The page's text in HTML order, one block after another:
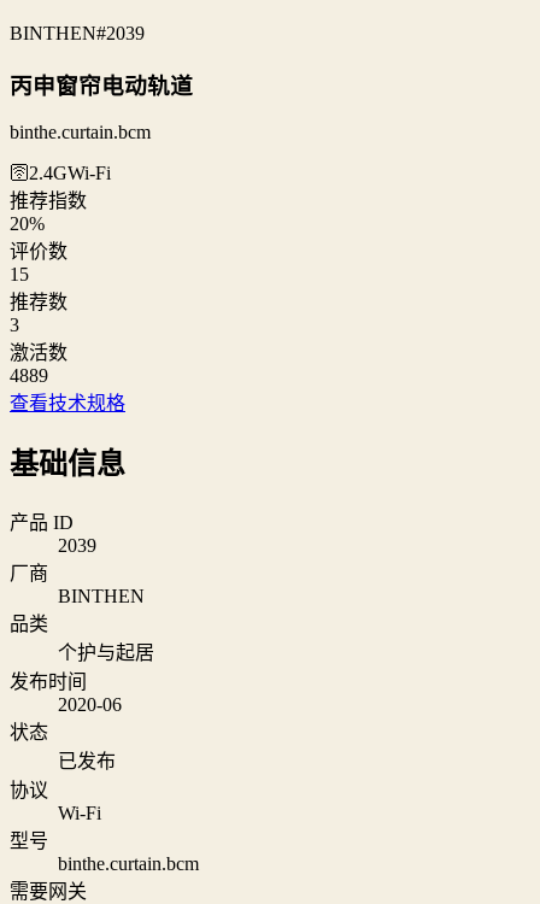
BINTHEN#2039
丙申窗帘电动轨道
binthe.curtain.bcm
🛜2.4GWi‑Fi
推荐指数
20%
评价数
15
推荐数
3
激活数
4889
查看技术规格
基础信息
产品 ID
2039
厂商
BINTHEN
品类
个护与起居
发布时间
2020-06
状态
已发布
协议
Wi‑Fi
型号
binthe.curtain.bcm
需要网关